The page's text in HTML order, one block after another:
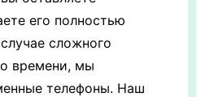
его полностью
сложного
времени, мы
телефоны. Наш